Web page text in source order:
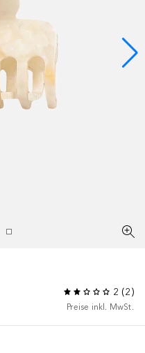
2 (2)
Preise inkl. MwSt.